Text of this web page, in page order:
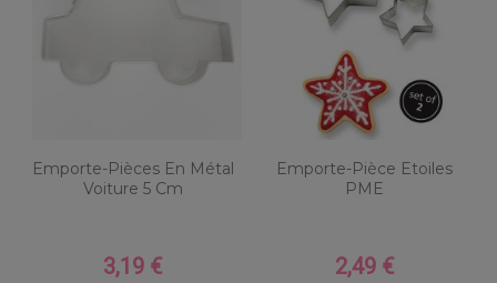
Emporte-Pièces En Métal
Voiture 5 Cm
Prix
3,19 €
Emporte-Pièce Etoiles
PME
Prix
2,49 €